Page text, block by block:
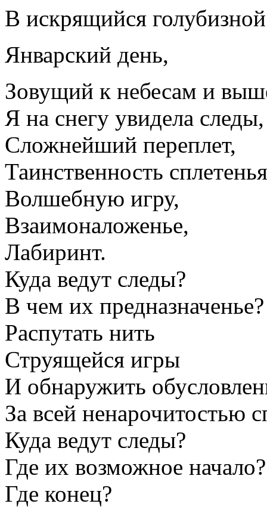
В искрящийся голубизной
Январский день,
Зовущий к небесам и
Я на снегу увидела следы,
Сложнейший переплет,
Таинственность
Волшебную игру,
Взаимоналоженье,
Лабиринт.
Куда ведут следы?
В чем их предназначенье?
Распутать нить
Струящейся игры
И обнаружить
За всей ненарочитостью
Куда ведут следы?
Где их возможное начало?
Где конец?